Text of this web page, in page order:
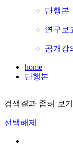
단행본
연구보
공개강
home
단행본
검색결과 좁혀 보기
선택해제